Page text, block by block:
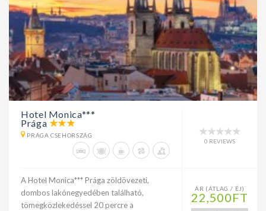
Hotel Monica***
Prága
PRÁGA CSEHORSZÁG
0 REVIEWS
A Hotel Monica*** Prága zöldövezeti,
dombos lakónegyedében található,
tömegközlekedéssel 20 percre a
ÁR (ÁTLAG / ÉJ)
22,500FT